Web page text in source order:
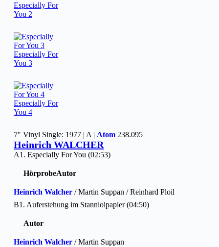
Especially For
You 2
Especially For
You 3
Especially For
You 4
7″ Vinyl Single: 1977 | A | Atom 238.095
Heinrich WALCHER
A1. Especially For You (02:53)
HörprobeAutor
Heinrich Walcher / Martin Suppan / Reinhard Ploil
B1. Auferstehung im Stanniolpapier (04:50)
Autor
Heinrich Walcher / Martin Suppan